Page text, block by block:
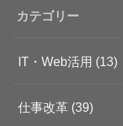
カテゴリー
IT・Web活用 (13)
仕事改革 (39)